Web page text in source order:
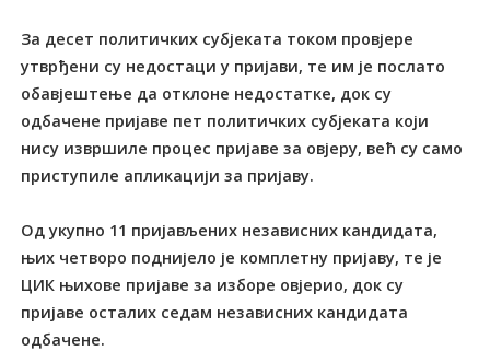
За десет политичких субјеката током провјере
утврђени су недостаци у пријави, те им је послато
обавјештење да отклоне недостатке, док су
одбачене пријаве пет политичких субјеката који
нису извршиле процес пријаве за овјеру, већ су само
приступиле апликацији за пријаву.
Од укупно 11 пријављених независних кандидата,
њих четворо поднијело је комплетну пријаву, те је
ЦИК њихове пријаве за изборе овјерио, док су
пријаве осталих седам независних кандидата
одбачене.